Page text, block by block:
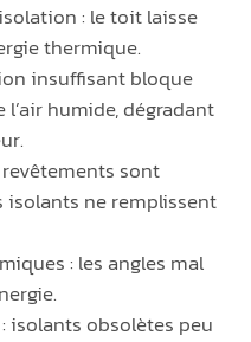
: le toit laisse
thermique.
insuffisant bloque
humide, dégradant
sont
ne remplissent
: les angles mal
isolants obsolètes peu